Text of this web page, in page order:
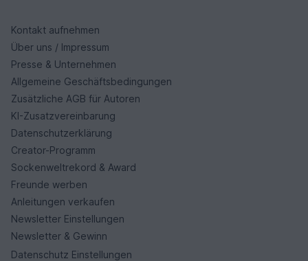
Kontakt aufnehmen
Über uns / Impressum
Presse & Unternehmen
Allgemeine Geschäftsbedingungen
Zusätzliche AGB für Autoren
KI-Zusatzvereinbarung
Datenschutzerklärung
Creator-Programm
Sockenweltrekord & Award
Freunde werben
Anleitungen verkaufen
Newsletter Einstellungen
Newsletter & Gewinn
Datenschutz Einstellungen